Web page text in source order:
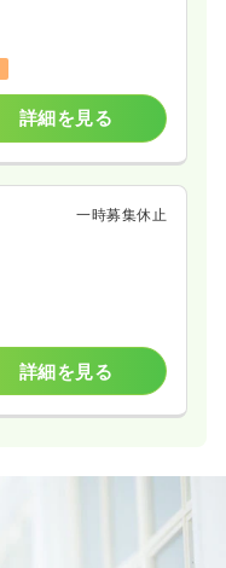
詳細を見る
一時募集休止
詳細を見る